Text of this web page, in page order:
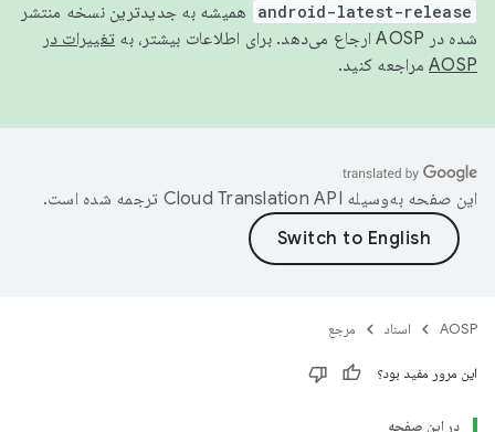
android-latest-release
همیشه به جدیدترین نسخه منتشر
شده در AOSP ارجاع می‌دهد. برای اطلاعات بیشتر، به
تغییرات در
AOSP مراجعه کنید.
این صفحه به‌وسیله ترجمه شده است.
AOSP اسناد مرجع
این مرور مفید بود؟
در این صفحه